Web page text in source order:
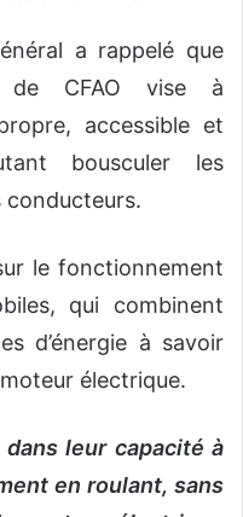
a rappelé que
de CFAO vise à
accessible et
bousculer les
conducteurs.
le fonctionnement
qui combinent
d’énergie à savoir
électrique.
leur capacité à
en roulant, sans